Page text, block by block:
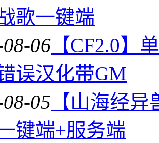
歌一键端
06 【CF2.0】
误汉化带GM
05 【山海经
键端+服务端